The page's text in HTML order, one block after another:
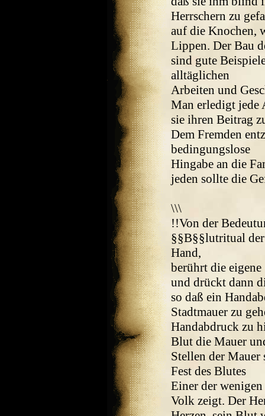
Herrschern zu
auf die Knochen,
Lippen. Der Bau
sind gute
alltäglichen
Arbeiten und
Man erledigt jede
sie ihren Beitrag
Dem Fremden
bedingungslose
Hingabe an die
jeden sollte die
\\\
!!Von der
§§B§§lutritual
Hand,
berührt die
und drückt dann
so daß ein
Stadtmauer zu
Handabdruck zu
Blut die Mauer
Stellen der
Fest des Blutes
Einer der
Volk zeigt. Der